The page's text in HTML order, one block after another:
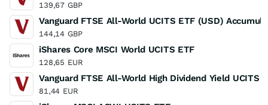
139,67 GBP
Vanguard FTSE All-World UCITS ETF (USD)
144,14 GBP
iShares Core MSCI World UCITS ETF
128,65 EUR
Vanguard FTSE All-World High Dividend Yield UCITS
81,44 EUR